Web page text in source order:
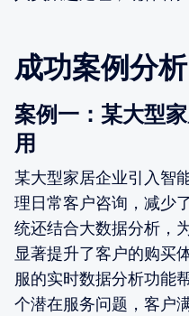
成功案例分析
案例一：某大型
用
某大型家居企业引入智
理日常客户咨询，减少
统还结合大数据分析，
显著提升了客户的购买
服的实时数据分析功能
个潜在服务问题，客户